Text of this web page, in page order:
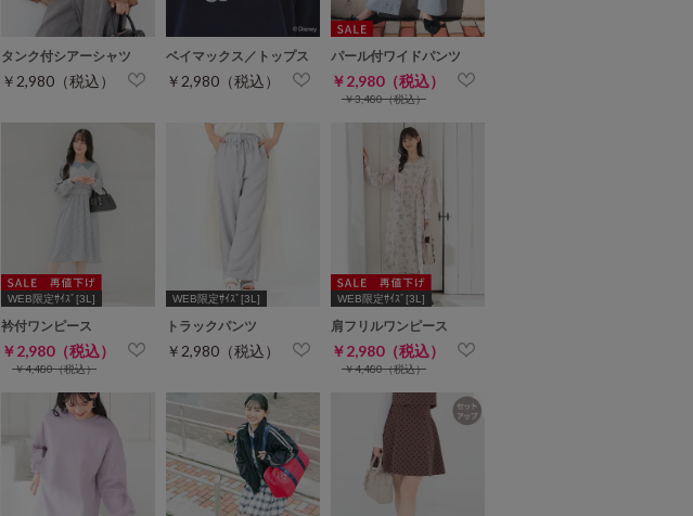
タンク付シアーシャツ
￥2,980（税込）
ベイマックス／トップス
￥2,980（税込）
パール付ワイドパンツ
￥2,980（税込）
￥3,480（税込）
WEB限定ｻｲｽﾞ[3L]
衿付ワンピース
￥2,980（税込）
￥4,480（税込）
WEB限定ｻｲｽﾞ[3L]
トラックパンツ
￥2,980（税込）
WEB限定ｻｲｽﾞ[3L]
肩フリルワンピース
￥2,980（税込）
￥4,480（税込）